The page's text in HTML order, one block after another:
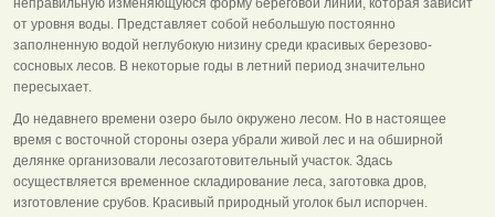
неправильную изменяющуюся форму береговой линии, которая зависит
от уровня воды. Представляет собой небольшую постоянно
заполненную водой неглубокую низину среди красивых березово-
сосновых лесов. В некоторые годы в летний период значительно
пересыхает.
До недавнего времени озеро было окружено лесом. Но в настоящее
время с восточной стороны озера убрали живой лес и на обширной
делянке организовали лесозаготовительный участок. Здась
осуществляется временное складирование леса, заготовка дров,
изготовление срубов. Красивый природный уголок был испорчен.